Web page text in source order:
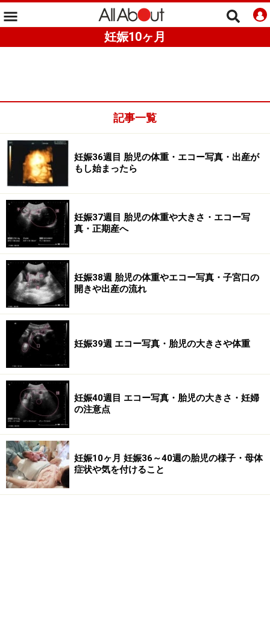
妊娠10ヶ月
記事一覧
妊娠36週目 胎児の体重・エコー写真・出産が
もし始まったら
妊娠37週目 胎児の体重や大きさ・エコー写
真・正期産へ
妊娠38週 胎児の体重やエコー写真・子宮口の
開きや出産の流れ
妊娠39週 エコー写真・胎児の大きさや体重
妊娠40週目 エコー写真・胎児の大きさ・妊婦
の注意点
妊娠10ヶ月 妊娠36～40週の胎児の様子・母体
症状や気を付けること